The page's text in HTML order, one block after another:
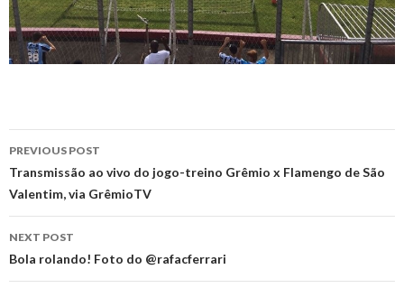
Post
navigation
PREVIOUS POST
Transmissão ao vivo do jogo-treino Grêmio x Flamengo de São
Valentim, via GrêmioTV
NEXT POST
Bola rolando! Foto do @rafacferrari